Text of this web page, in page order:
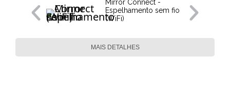
Mirror Connect -
Espelhamento sem fio
(WiFi)
MAIS DETALHES